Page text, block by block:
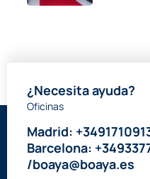
¿Necesita ayuda?
Oficinas
Madrid:
Barcelona:
/boaya@boaya.es